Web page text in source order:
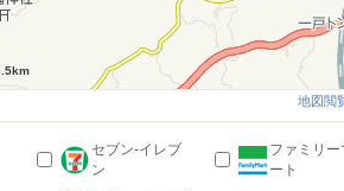
地図閲
セブン-イレブ
ン
ファミリー
ート